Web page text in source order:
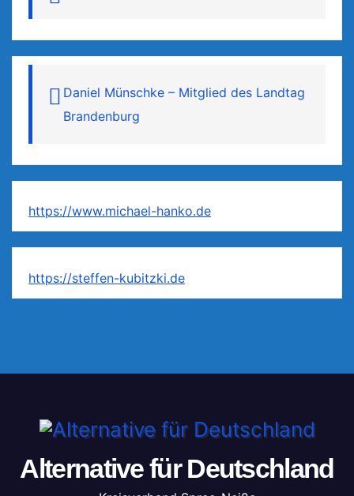
Daniel Münschke – Mitglied des Landtag
Brandenburg
https://www.michael-hanko.de
https://steffen-kubitzki.de
Alternative für Deutschland